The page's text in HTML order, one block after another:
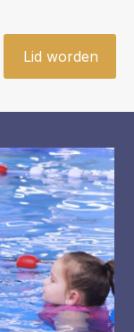
Lid worden